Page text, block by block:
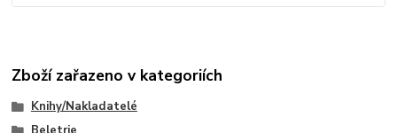
Zboží zařazeno v kategoriích
Knihy/Nakladatelé